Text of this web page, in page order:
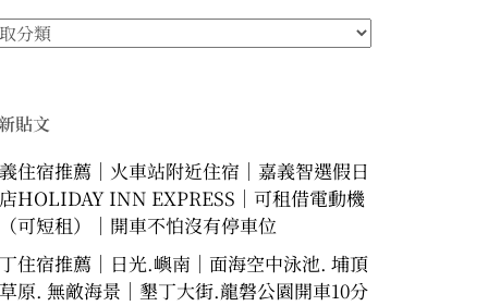
貼文
住宿推薦｜火車站附近住宿｜嘉義智選假日
HOLIDAY INN EXPRESS｜可租借電動機
可短租）｜開車不怕沒有停車位
住宿推薦｜日光.嶼南｜面海空中泳池. 埔頂
原. 無敵海景｜墾丁大街.龍磐公園開車10分